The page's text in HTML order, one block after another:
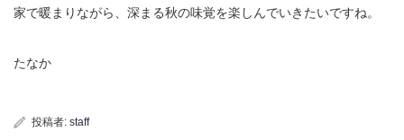
家で暖まりながら、深まる秋の味覚を楽しんでいきたいですね。
たなか
投稿者: staff